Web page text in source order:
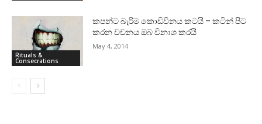
Rituals &
Consecrations
කපන්ට බැරිම කොඩිවිනය කටයි – කටින් පිට
කරන වචනය ඔබ විනාශ කරයි
May 4, 2014